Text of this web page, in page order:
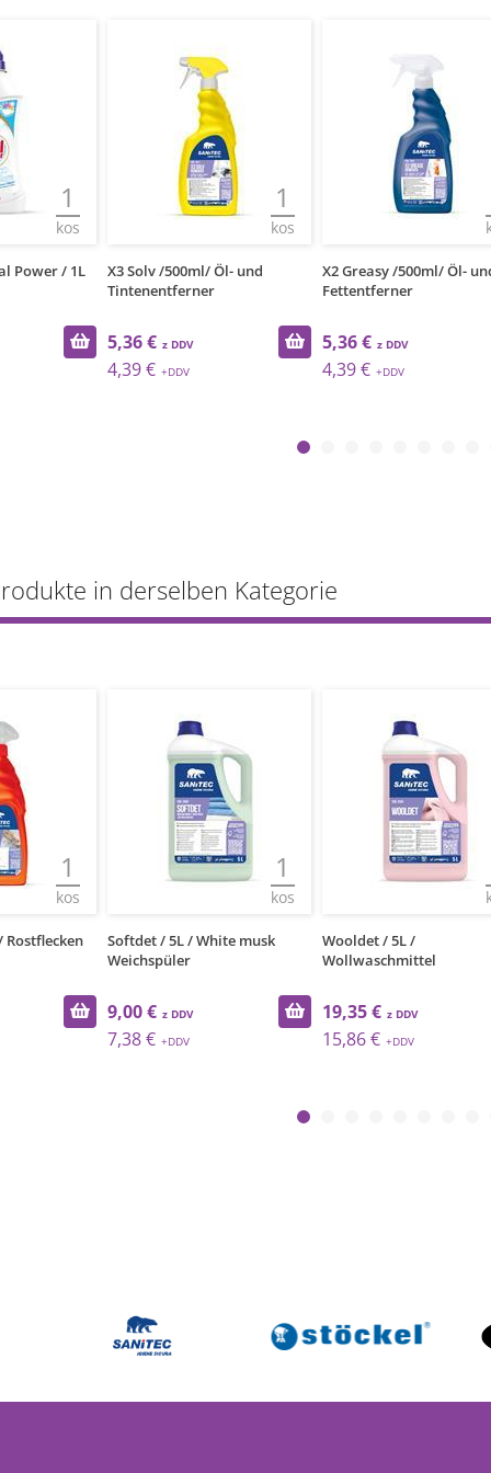
1
kos
und
1
kos
X2 Greasy /500ml/ Öl- und
Fettentferner
5,36 €
4,39 €
X1 Oxy / 500ml /
Flecken
5,36 €
4,39 €
in derselben Kategorie
1
kos
musk
1
kos
Wooldet / 5L /
Wollwaschmittel
19,35 €
15,86 €
Softdet / 5L / Argan
Weichspüler
9,00 €
7,38 €